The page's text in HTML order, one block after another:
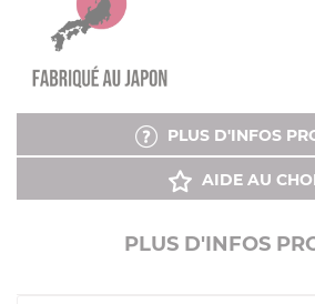
PLUS D'INFOS
AIDE AU
PLUS D'INFOS